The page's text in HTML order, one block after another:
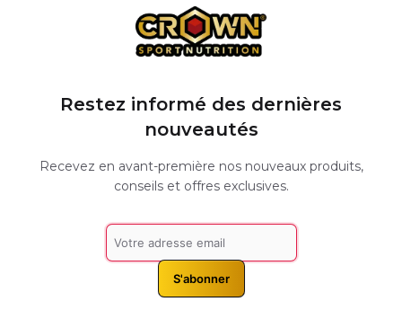
Restez informé des dernières
nouveautés
Recevez en avant-première nos nouveaux produits,
conseils et offres exclusives.
S'abonner